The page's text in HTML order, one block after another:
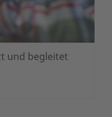
und begleitet